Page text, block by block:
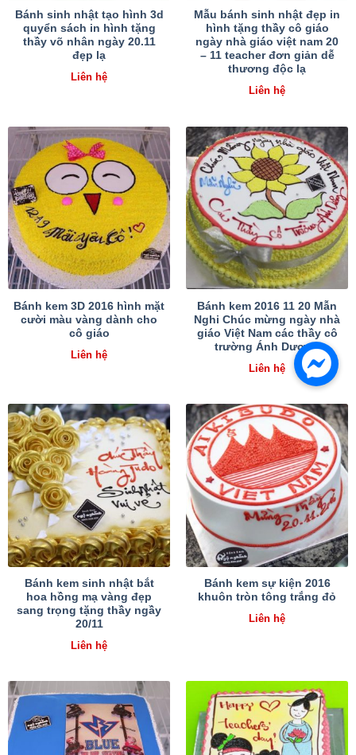
Bánh sinh nhật tạo hình 3d
quyển sách in hình tặng
thầy võ nhân ngày 20.11
đẹp lạ
Liên hệ
Mẫu bánh sinh nhật đẹp in
hình tặng thầy cô giáo
ngày nhà giáo việt nam 20
– 11 teacher đơn giản dễ
thương độc lạ
Liên hệ
Bánh kem 3D 2016 hình mặt
cười màu vàng dành cho
cô giáo
Liên hệ
Bánh kem 2016 11 20 Mẫn
Nghi Chúc mừng ngày nhà
giáo Việt Nam các thầy cô
trường Ánh Dương
Liên hệ
Bánh kem sinh nhật bắt
hoa hồng mạ vàng đẹp
sang trọng tặng thầy ngầy
20/11
Liên hệ
Bánh kem sự kiện 2016
khuôn tròn tông trắng đỏ
Liên hệ